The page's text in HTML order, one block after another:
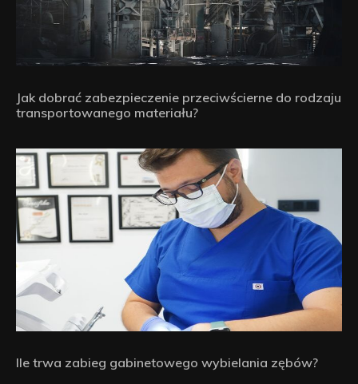
Jak dobrać zabezpieczenie przeciwścierne do rodzaju
transportowanego materiału?
Ile trwa zabieg gabinetowego wybielania zębów?